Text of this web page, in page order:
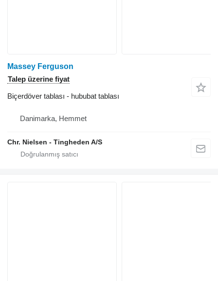
Massey Ferguson
Talep üzerine fiyat
Biçerdöver tablası - hububat tablası
Danimarka, Hemmet
Chr. Nielsen - Tingheden A/S